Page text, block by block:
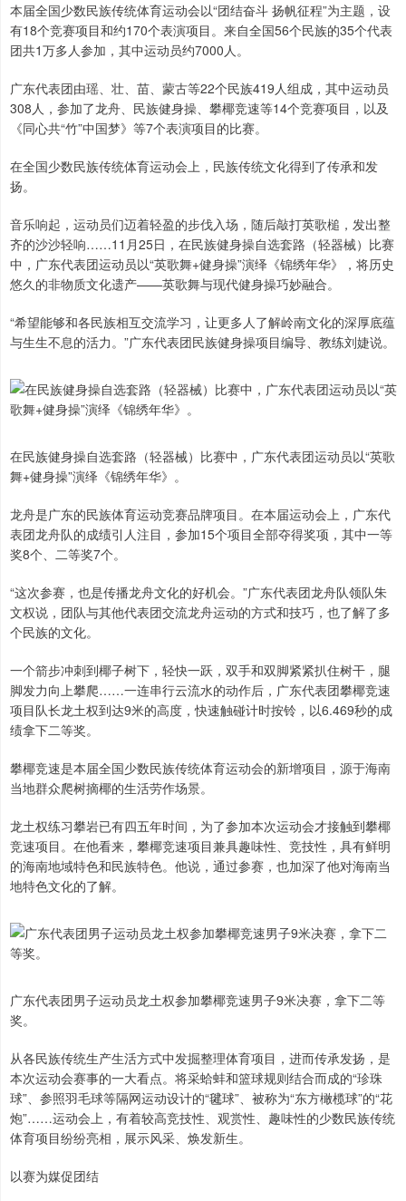
本届全国少数民族传统体育运动会以“团结奋斗 扬帆征程”为主题，设
有18个竞赛项目和约170个表演项目。来自全国56个民族的35个代表
团共1万多人参加，其中运动员约7000人。
广东代表团由瑶、壮、苗、蒙古等22个民族419人组成，其中运动员
308人，参加了龙舟、民族健身操、攀椰竞速等14个竞赛项目，以及
《同心共“竹”中国梦》等7个表演项目的比赛。
在全国少数民族传统体育运动会上，民族传统文化得到了传承和发
扬。
音乐响起，运动员们迈着轻盈的步伐入场，随后敲打英歌槌，发出整
齐的沙沙轻响……11月25日，在民族健身操自选套路（轻器械）比赛
中，广东代表团运动员以“英歌舞+健身操”演绎《锦绣年华》，将历史
悠久的非物质文化遗产——英歌舞与现代健身操巧妙融合。
“希望能够和各民族相互交流学习，让更多人了解岭南文化的深厚底蕴
与生生不息的活力。”广东代表团民族健身操项目编导、教练刘婕说。
在民族健身操自选套路（轻器械）比赛中，广东代表团运动员以“英歌
舞+健身操”演绎《锦绣年华》。
龙舟是广东的民族体育运动竞赛品牌项目。在本届运动会上，广东代
表团龙舟队的成绩引人注目，参加15个项目全部夺得奖项，其中一等
奖8个、二等奖7个。
“这次参赛，也是传播龙舟文化的好机会。”广东代表团龙舟队领队朱
文权说，团队与其他代表团交流龙舟运动的方式和技巧，也了解了多
个民族的文化。
一个箭步冲刺到椰子树下，轻快一跃，双手和双脚紧紧扒住树干，腿
脚发力向上攀爬……一连串行云流水的动作后，广东代表团攀椰竞速
项目队长龙土权到达9米的高度，快速触碰计时按铃，以6.469秒的成
绩拿下二等奖。
攀椰竞速是本届全国少数民族传统体育运动会的新增项目，源于海南
当地群众爬树摘椰的生活劳作场景。
龙土权练习攀岩已有四五年时间，为了参加本次运动会才接触到攀椰
竞速项目。在他看来，攀椰竞速项目兼具趣味性、竞技性，具有鲜明
的海南地域特色和民族特色。他说，通过参赛，也加深了他对海南当
地特色文化的了解。
广东代表团男子运动员龙土权参加攀椰竞速男子9米决赛，拿下二等
奖。
从各民族传统生产生活方式中发掘整理体育项目，进而传承发扬，是
本次运动会赛事的一大看点。将采蛤蚌和篮球规则结合而成的“珍珠
球”、参照羽毛球等隔网运动设计的“毽球”、被称为“东方橄榄球”的“花
炮”……运动会上，有着较高竞技性、观赏性、趣味性的少数民族传统
体育项目纷纷亮相，展示风采、焕发新生。
以赛为媒促团结